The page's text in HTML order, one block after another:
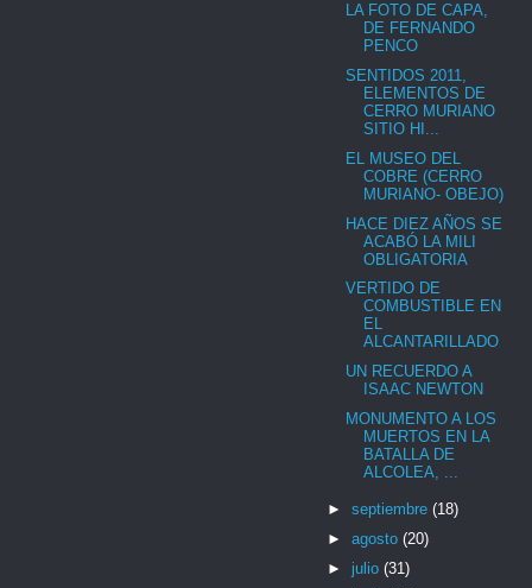
LA FOTO DE CAPA,
DE FERNANDO
PENCO
SENTIDOS 2011,
ELEMENTOS DE
CERRO MURIANO
SITIO HI...
EL MUSEO DEL
COBRE (CERRO
MURIANO- OBEJO)
HACE DIEZ AÑOS SE
ACABÓ LA MILI
OBLIGATORIA
VERTIDO DE
COMBUSTIBLE EN
EL
ALCANTARILLADO
UN RECUERDO A
ISAAC NEWTON
MONUMENTO A LOS
MUERTOS EN LA
BATALLA DE
ALCOLEA, ...
► septiembre (18)
► agosto (20)
► julio (31)